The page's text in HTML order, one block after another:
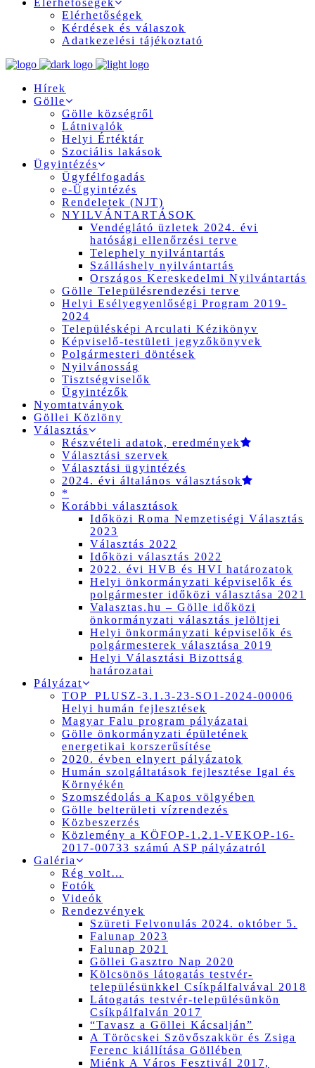
Elérhetőségek
Elérhetőségek
Kérdések és válaszok
Adatkezelési tájékoztató
Hírek
Gölle
Gölle községről
Látnivalók
Helyi Értéktár
Szociális lakások
Ügyintézés
Ügyfélfogadás
e-Ügyintézés
Rendeletek (NJT)
NYILVÁNTARTÁSOK
Vendéglátó üzletek 2024. évi
hatósági ellenőrzési terve
Telephely nyilvántartás
Szálláshely nyilvántartás
Országos Kereskedelmi Nyilvántartás
Gölle Településrendezési terve
Helyi Esélyegyenlőségi Program 2019-
2024
Településképi Arculati Kézikönyv
Képviselő-testületi jegyzőkönyvek
Polgármesteri döntések
Nyilvánosság
Tisztségviselők
Ügyintézők
Nyomtatványok
Göllei Közlöny
Választás
Részvételi adatok, eredmények
Választási szervek
Választási ügyintézés
2024. évi általános választások
*
Korábbi választások
Időközi Roma Nemzetiségi Választás
2023
Választás 2022
Időközi választás 2022
2022. évi HVB és HVI határozatok
Helyi önkormányzati képviselők és
polgármester időközi választása 2021
Valasztas.hu – Gölle időközi
önkormányzati választás jelöltjei
Helyi önkormányzati képviselők és
polgármesterek választása 2019
Helyi Választási Bizottság
határozatai
Pályázat
TOP_PLUSZ-3.1.3-23-SO1-2024-00006
Helyi humán fejlesztések
Magyar Falu program pályázatai
Gölle önkormányzati épületének
energetikai korszerűsítése
2020. évben elnyert pályázatok
Humán szolgáltatások fejlesztése Igal és
Környékén
Szomszédolás a Kapos völgyében
Gölle belterületi vízrendezés
Közbeszerzés
Közlemény a KÖFOP-1.2.1-VEKOP-16-
2017-00733 számú ASP pályázatról
Galéria
Rég volt…
Fotók
Videók
Rendezvények
Szüreti Felvonulás 2024. október 5.
Falunap 2023
Falunap 2021
Göllei Gasztro Nap 2020
Kölcsönös látogatás testvér-
településünkkel Csíkpálfalvával 2018
Látogatás testvér-településünkön
Csíkpálfalván 2017
“Tavasz a Göllei Kácsalján”
A Töröcskei Szövőszakkör és Zsiga
Ferenc kiállítása Göllében
Miénk A Város Fesztivál 2017,